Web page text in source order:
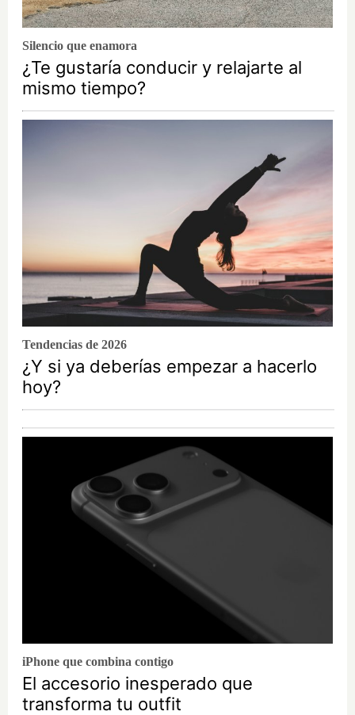
Silencio que enamora
¿Te gustaría conducir y relajarte al
mismo tiempo?
Tendencias de 2026
¿Y si ya deberías empezar a hacerlo
hoy?
iPhone que combina contigo
El accesorio inesperado que
transforma tu outfit